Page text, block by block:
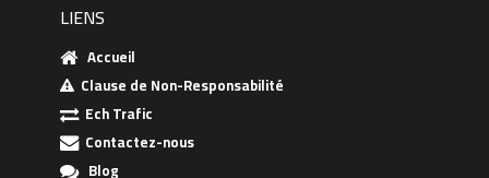
LIENS
Accueil
Clause de Non-Responsabilité
Ech Trafic
Contactez-nous
Blog